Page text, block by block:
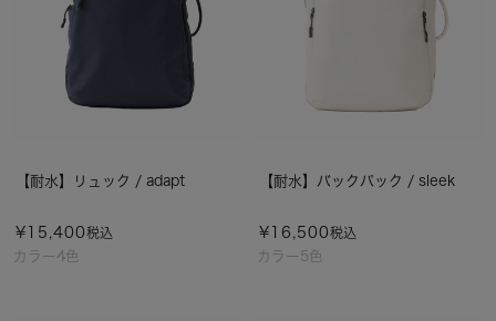
カラー4色
【耐水】リュック / adapt
¥ 15,400税込
カラー5色
【耐水】バックパック / sleek
¥ 16,500税込